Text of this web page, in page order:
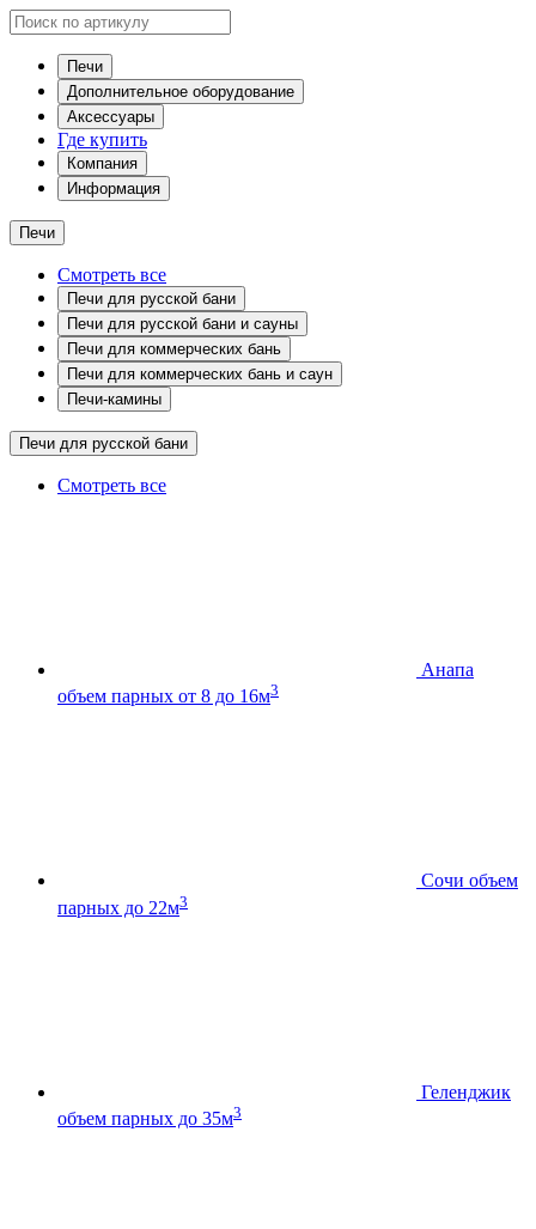
Печи
Дополнительное оборудование
Аксессуары
Где купить
Компания
Информация
Печи
Смотреть все
Печи для русской бани
Печи для русской бани и сауны
Печи для коммерческих бань
Печи для коммерческих бань и саун
Печи-камины
Печи для русской бани
Смотреть все
Анапа
объем парных от 8 до 16м3
Сочи объем
парных до 22м3
Геленджик
объем парных до 35м3